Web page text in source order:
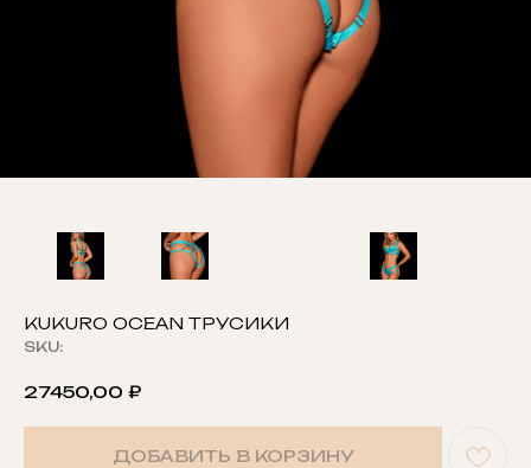
KUKURO OCEAN ТРУСИКИ
SKU:
27450,00 ₽
ДОБАВИТЬ В КОРЗИНУ